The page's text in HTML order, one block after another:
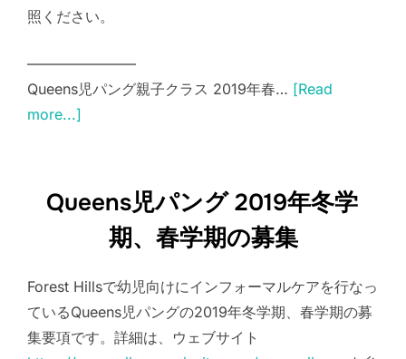
照ください。
———————–
Queens児パング親子クラス 2019年春… [Read
more...]
Queens児パング 2019年冬学
期、春学期の募集
Forest Hillsで幼児向けにインフォーマルケアを行なっ
ているQueens児パングの2019年冬学期、春学期の募
集要項です。詳細は、ウェブサイト